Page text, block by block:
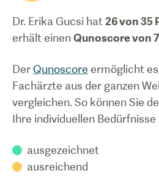
Dr. Erika Gucsi hat 26von 35
erhält einenQunoscore von
Der Qunoscore ermöglicht
Fachärzte aus der ganzen
vergleichen. So können Sie
Ihre individuellen Bedürfnisse
ausgezeichnet
ausreichend